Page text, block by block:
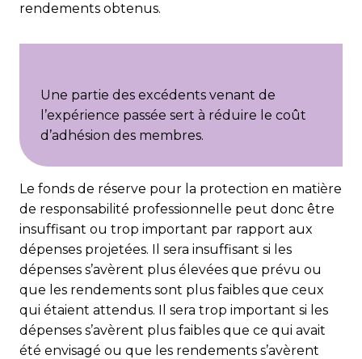
rendements obtenus.
Une partie des excédents venant de
l’expérience passée sert à réduire le coût
d’adhésion des membres.
Le fonds de réserve pour la protection en matière
de responsabilité professionnelle peut donc être
insuffisant ou trop important par rapport aux
dépenses projetées. Il sera insuffisant si les
dépenses s’avèrent plus élevées que prévu ou
que les rendements sont plus faibles que ceux
qui étaient attendus. Il sera trop important si les
dépenses s’avèrent plus faibles que ce qui avait
été envisagé ou que les rendements s’avèrent